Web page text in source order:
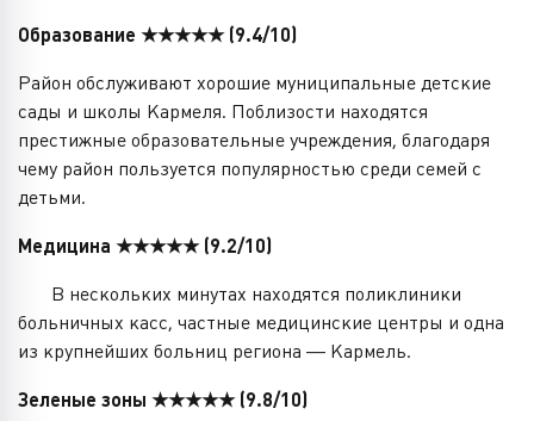
Образование ★★★★★ (9.4/10)
Район обслуживают хорошие муниципальные детские
сады и школы Кармеля. Поблизости находятся
престижные образовательные учреждения, благодаря
чему район пользуется популярностью среди семей с
детьми.
Медицина ★★★★★ (9.2/10)
В нескольких минутах находятся поликлиники
больничных касс, частные медицинские центры и одна
из крупнейших больниц региона — Кармель.
Зеленые зоны ★★★★★ (9.8/10)